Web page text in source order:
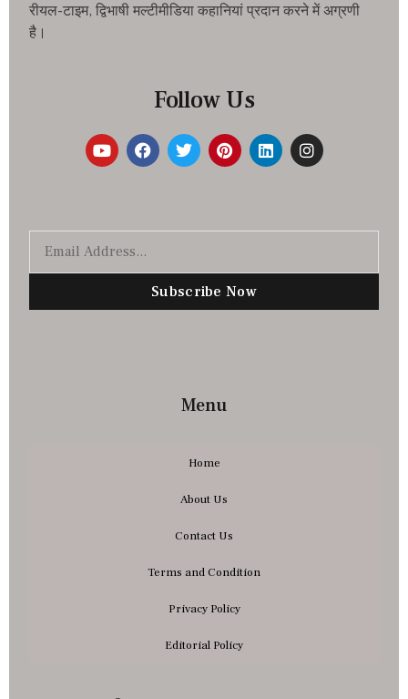
रीयल-टाइम, द्विभाषी मल्टीमीडिया कहानियां प्रदान करने में अग्रणी
है।
Follow Us
Subscribe Now
Menu
Home
About Us
Contact Us
Terms and Condition
Privacy Policy
Editorial Policy